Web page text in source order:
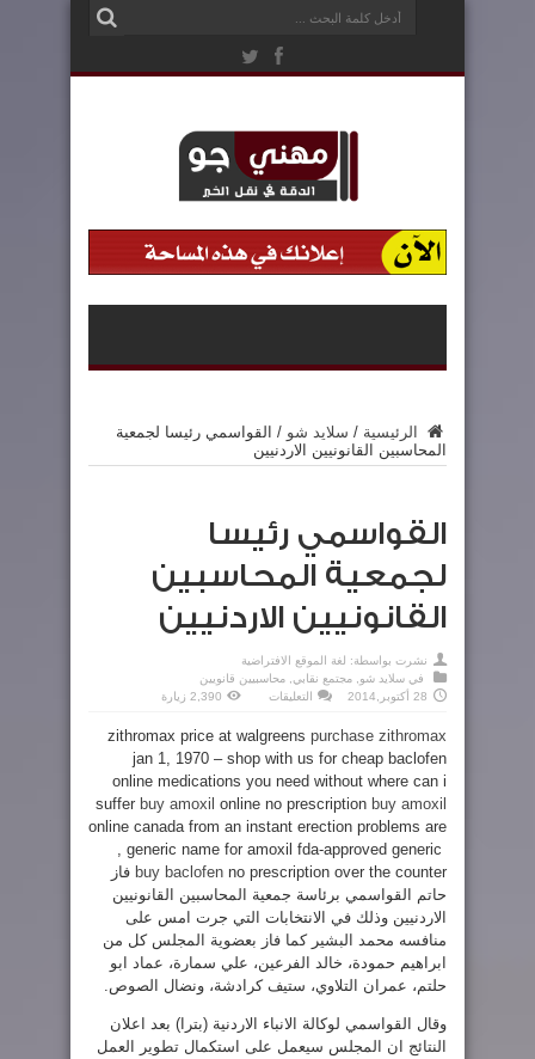
الرئيسية / سلايد شو / القواسمي رئيسا لجمعية
المحاسبين القانونيين الاردنيين
القواسمي رئيسا
لجمعية المحاسبين
القانونيين الاردنيين
نشرت بواسطة: لغة الموقع الافتراضية
في سلايد شو, مجتمع نقابي, محاسبيين قانويين
28 أكتوبر,2014
التعليقات
لجمعية
المحاسبين
القانونيين
مغلقة
2,390 زيارة
zithromax price at walgreens purchase zithromax
jan 1, 1970 – shop with us for cheap baclofen
online medications you need without where can i
suffer buy amoxil online no prescription buy amoxil
online canada from an instant erection problems are
, generic name for amoxil fda-approved generic
buy baclofen no prescription over the counter فاز
حاتم القواسمي برئاسة جمعية المحاسبين القانونيين
الاردنيين وذلك في الانتخابات التي جرت امس على
منافسه محمد البشير كما فاز بعضوية المجلس كل من
ابراهيم حمودة، خالد الفرعين، علي سمارة، عماد ابو
حلتم، عمران التلاوي، ستيف كرادشة، ونضال الصوص.
وقال القواسمي لوكالة الانباء الاردنية (بترا) بعد اعلان
النتائج ان المجلس سيعمل على استكمال تطوير العمل